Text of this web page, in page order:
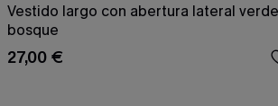
Vestido largo con abertura lateral verde
bosque
27,00 €